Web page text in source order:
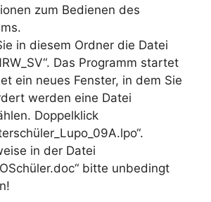
zum Bedienen des
in diesem Ordner die Datei
Das Programm startet
ein neues Fenster, in dem Sie
werden eine Datei
Doppelklick
in der Datei
bitte unbedingt